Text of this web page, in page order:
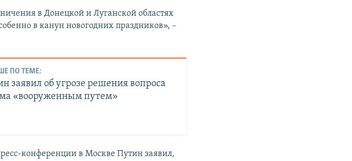
в Донецкой и Луганской областях
в канун новогодних праздников», –
ПО ТЕМЕ:
заявил об угрозе решения вопроса
«вооруженным путем»
конференции в Москве Путин заявил,